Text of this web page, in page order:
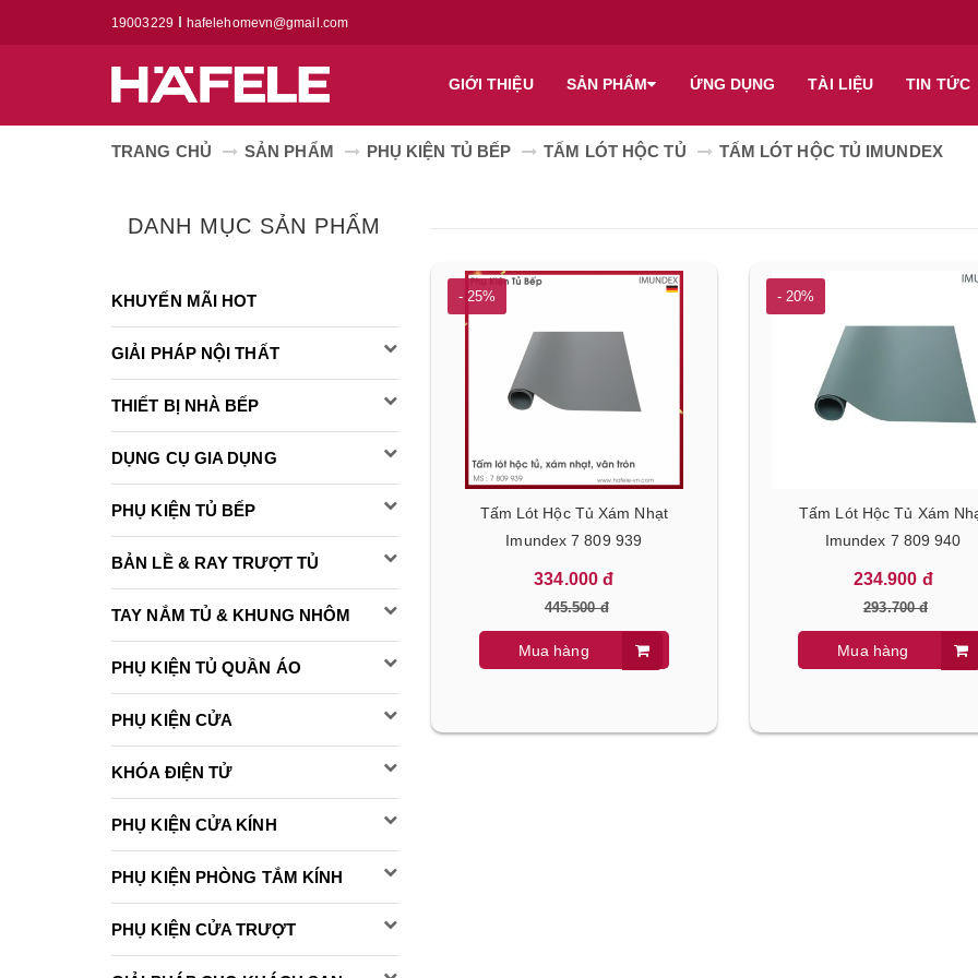
19003229 hafelehomevn@gmail.com
GIỚI THIỆU SẢN PHẨM ỨNG DỤNG TÀI LIỆU TIN TỨC
TRANG CHỦ SẢN PHẨM PHỤ KIỆN TỦ BẾP TẤM LÓT HỘC TỦ TẤM LÓT HỘC TỦ IMUNDEX
DANH MỤC SẢN PHẨM
KHUYẾN MÃI HOT
GIẢI PHÁP NỘI THẤT
THIẾT BỊ NHÀ BẾP
DỤNG CỤ GIA DỤNG
PHỤ KIỆN TỦ BẾP
BẢN LỀ & RAY TRƯỢT TỦ
TAY NẮM TỦ & KHUNG NHÔM
PHỤ KIỆN TỦ QUẦN ÁO
PHỤ KIỆN CỬA
KHÓA ĐIỆN TỬ
PHỤ KIỆN CỬA KÍNH
PHỤ KIỆN PHÒNG TẮM KÍNH
PHỤ KIỆN CỬA TRƯỢT
- 25%
Tấm Lót Hộc Tủ Xám Nhạt
Imundex 7 809 939
334.000 đ
445.500 đ
Mua hàng
- 20%
Tấm Lót Hộc Tủ Xám
Imundex 7 809 940
234.900 đ
293.700 đ
Mua hàng